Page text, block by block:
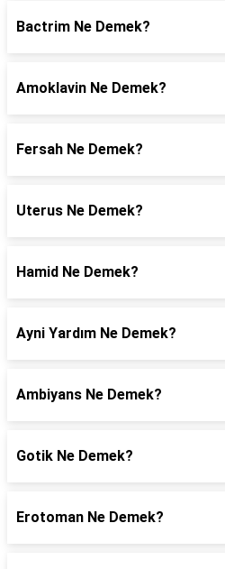
Bactrim Ne Demek?
Amoklavin Ne Demek?
Fersah Ne Demek?
Uterus Ne Demek?
Hamid Ne Demek?
Ayni Yardım Ne Demek?
Ambiyans Ne Demek?
Gotik Ne Demek?
Erotoman Ne Demek?